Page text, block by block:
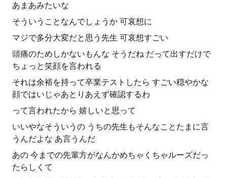
あまあみたいな
そういうことなんでしょうか 可哀想に
マジで多分大変だと思う先生 可哀想すごい
頭痛のためしかないもんな そうだね だって出すだけで
ちょっと笑顔を言われる
それは余裕を持って卒業テストしたら すごい穏やかな
顔ではいじゃあとりあえず確認するわ
って言われたから 嬉しいと思って
いいやなそういうの うちの先生もそんなことたまに言
うんだよな あ言うんだ
あの 今までの先輩方がなんかめちゃくちゃルーズだっ
たらしくて